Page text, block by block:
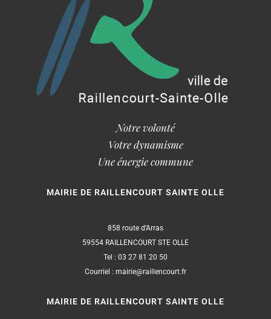
Notre volonté
Votre dynamisme
Une énergie commune
MAIRIE DE RAILLENCOURT SAINTE OLLE
858 route d’Arras
59554 RAILLENCOURT STE OLLE
Tel : 03 27 81 20 50
Courriel : mairie@raillencourt.fr
MAIRIE DE RAILLENCOURT SAINTE OLLE